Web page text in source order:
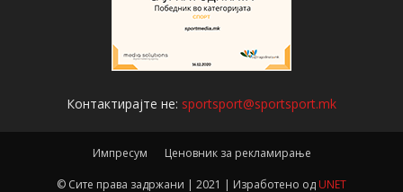
Контактирајте не: sportsport@sportsport.mk
Импресум Ценовник за рекламирање
© Сите права задржани | 2021 | Изработено од UNET